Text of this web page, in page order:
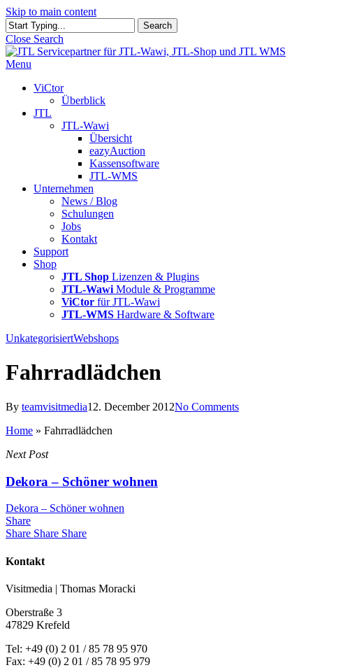
Skip to main content
Search
Close Search
Menu
ViCtor
Überblick
JTL
JTL-Wawi
Übersicht
eazyAuction
Kassensoftware
JTL-WMS
Unternehmen
News / Blog
Schulungen
Jobs
Kontakt
Support
Shop
JTL Shop Lizenzen & Plugins
JTL-Wawi Module & Programme
ViCtor für JTL-Wawi
JTL-WMS Hardware & Software
UnkategorisiertWebshops
Fahrradlädchen
By teamvisitmedia12. December 2012No Comments
Home » Fahrradlädchen
Next Post
Dekora – Schöner wohnen
Dekora – Schöner wohnen
Share
Share Share Share
Kontakt
Visitmedia | Thomas Moracki
Oberstraße 3
47829 Krefeld
Tel: +49 (0) 2 01 / 85 78 95 970
Fax: +49 (0) 2 01 / 85 78 95 979